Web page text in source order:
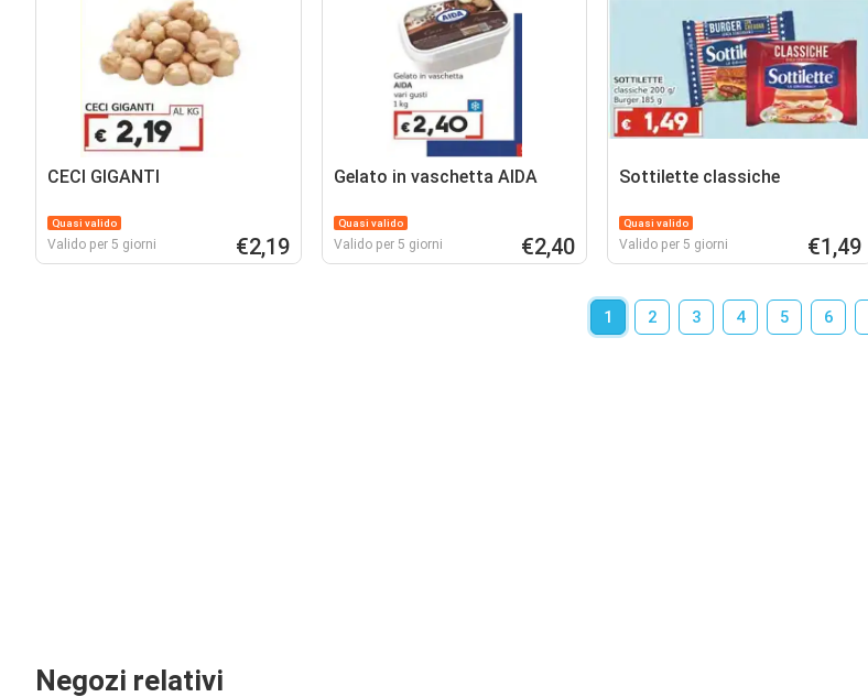
CECI GIGANTI
Quasi valido
Valido per 5 giorni €2,19
Gelato in vaschetta AIDA
Quasi valido
Valido per 5 giorni €2,40
Sottilette classiche
Quasi valido
Valido per 5 giorni €1,49
1 2 3 4 5 6
Negozi relativi